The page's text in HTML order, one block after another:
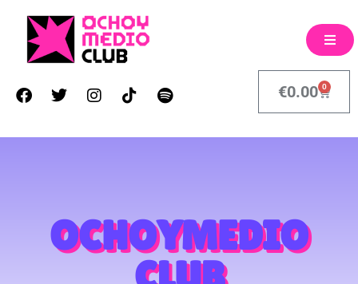
€0.00 0
OCHOYMEDIO